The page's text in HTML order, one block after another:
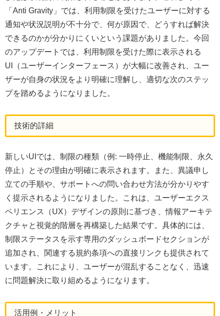
「Anti Gravity」では、利用制限を受けたユーザーに対する
通知や状況説明が不十分で、何が原因で、どうすれば解決
できるのかが分かりにくいという課題がありました。今回
のアップデートでは、利用制限を受けた際に表示される
UI（ユーザーインターフェース）が大幅に改善され、ユー
ザーが自身の状況をより明確に理解し、適切な次のステッ
プを踏めるようになりました。
技術的詳細
新しいUIでは、制限の種類（例: 一時停止、機能制限、永久
停止）とその理由が明確に表示されます。また、異議申し
立ての手順や、サポートへの問い合わせ方法が分かりやす
く提示されるようになりました。これは、ユーザーエクス
ペリエンス（UX）デザインの原則に基づき、情報アーキテ
クチャと視覚的階層を再構築した結果です。具体的には、
制限ステータスを示す専用のダッシュボードセクションが
追加され、関連する規約条項への直接リンクも提供されて
います。これにより、ユーザーが混乱することなく、迅速
に問題解決に取り組めるようになります。
活用例・メリット